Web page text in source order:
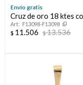
Envío gratis
Cruz de oro 18 ktes
F13098-F13098
$ 11.506 $13.536
Compromiso